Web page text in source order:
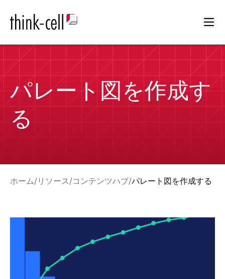
パレート図を作成す
る
ホーム リソース コンテンツハブ パレート図を作成する